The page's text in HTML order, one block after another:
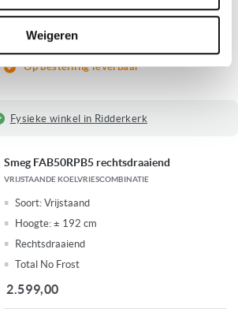
Weigeren
Total No Frost
2.599,00
Op bestelling leverbaar
Fysieke winkel in Ridderkerk
Smeg FAB50RPB5 rechtsdraaiend
VRIJSTAANDE KOELVRIESCOMBINATIE
Soort: Vrijstaand
Hoogte: ± 192 cm
Rechtsdraaiend
Total No Frost
2.599,00